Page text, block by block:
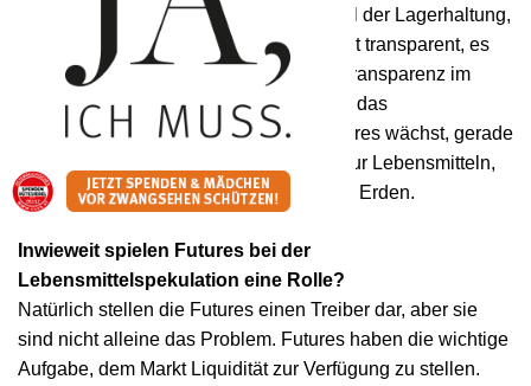
kritischer Maßnahmen, wie zum Beispiel der Lagerhaltung,
sind entscheidend. Der „storage“ ist nicht transparent, es
gibt keine Informationen darüber. Plus Transparenz im
Derivatebereich und voller Fokus, wenn das
Investitionsvolumen im Bereich der Futures wächst, gerade
bei kritischen Commodities, also nicht nur Lebensmitteln,
sondern zum Beispiel auch bei seltenen Erden.
Inwieweit spielen Futures bei der
Lebensmittelspekulation eine Rolle?
Natürlich stellen die Futures einen Treiber dar, aber sie
sind nicht alleine das Problem. Futures haben die wichtige
Aufgabe, dem Markt Liquidität zur Verfügung zu stellen.